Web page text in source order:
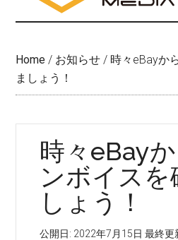
Home / お知らせ / 時々eBayか
ましょう！
時々eBay
ンボイスを
しょう！
公開日: 2022年7月15日 最終更